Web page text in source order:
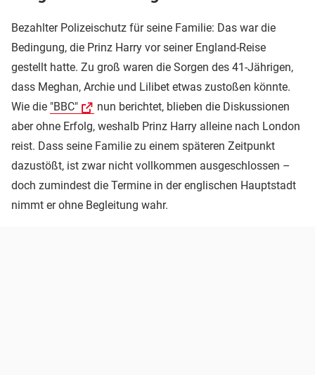
Bezahlter Polizeischutz für seine Familie: Das war die
Bedingung, die Prinz Harry vor seiner England-Reise
gestellt hatte. Zu groß waren die Sorgen des 41-Jährigen,
dass Meghan, Archie und Lilibet etwas zustoßen könnte.
Wie die "BBC"
nun berichtet, blieben die Diskussionen
aber ohne Erfolg, weshalb Prinz Harry alleine nach London
reist. Dass seine Familie zu einem späteren Zeitpunkt
dazustößt, ist zwar nicht vollkommen ausgeschlossen –
doch zumindest die Termine in der englischen Hauptstadt
nimmt er ohne Begleitung wahr.